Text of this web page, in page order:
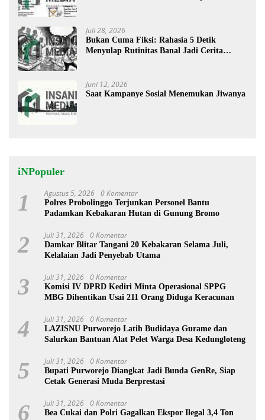
Juli 28, 2026
Bukan Cuma Fiksi: Rahasia 5 Detik
Menyulap Rutinitas Banal Jadi Cerita
Juni 12, 2026
Saat Kampanye Sosial Menemukan Jiwanya
iNPopuler
1 Agustus 5, 2026 0 Komentar
Polres Probolinggo Terjunkan Personel Bantu
Padamkan Kebakaran Hutan di Gunung Bromo
2 Juli 31, 2026 0 Komentar
Damkar Blitar Tangani 20 Kebakaran Selama Juli,
Kelalaian Jadi Penyebab Utama
3 Juli 31, 2026 0 Komentar
Komisi IV DPRD Kediri Minta Operasional SPPG
MBG Dihentikan Usai 211 Orang Diduga Keracunan
4 Juli 31, 2026 0 Komentar
LAZISNU Purworejo Latih Budidaya Gurame dan
Salurkan Bantuan Alat Pelet Warga Desa Kedungloteng
5 Juli 31, 2026 0 Komentar
Bupati Purworejo Diangkat Jadi Bunda GenRe, Siap
Cetak Generasi Muda Berprestasi
6 Juli 31, 2026 0 Komentar
Bea Cukai dan Polri Gagalkan Ekspor Ilegal 3,4 Ton